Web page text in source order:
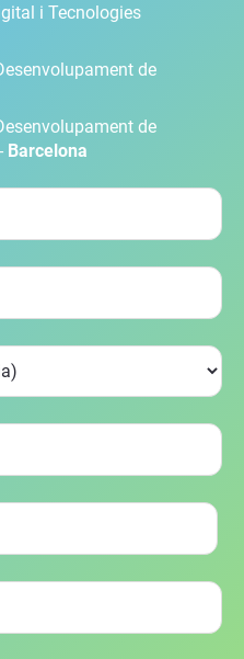
i Tecnologies
de
de
Barcelona